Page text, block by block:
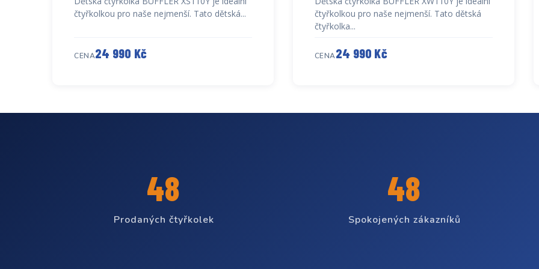
čtyřkolkou pro naše nejmenší. Tato dětská...
CENA24 990 Kč
čtyřkolkou pro naše nejmenší. Tato dětská
čtyřkolka...
CENA24 990 Kč
48
Prodaných čtyřkolek
48
Spokojených zákazníků